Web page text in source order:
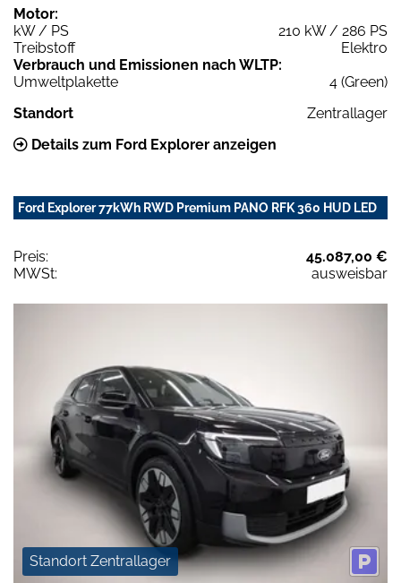
Motor:
kW / PS
210 kW / 286 PS
Treibstoff
Elektro
Verbrauch und Emissionen nach WLTP:
Umweltplakette
4 (Green)
Standort
Zentrallager
Details zum Ford Explorer anzeigen
Ford Explorer 77kWh RWD Premium PANO RFK 360 HUD LED
Preis:
45.087,00 €
MWSt:
ausweisbar
Standort Zentrallager